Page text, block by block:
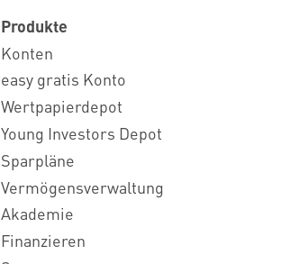
Produkte
Konten
easy gratis Konto
Wertpapierdepot
Young Investors Depot
Sparpläne
Vermögensverwaltung
Akademie
Finanzieren